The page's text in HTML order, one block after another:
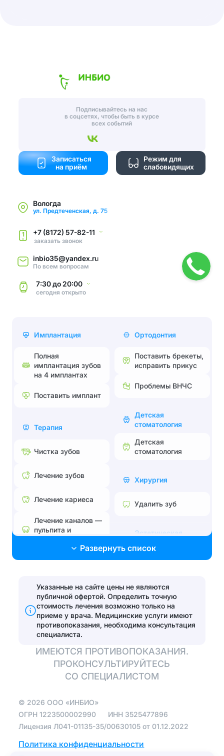
Подписывайтесь на нас
в соцсетях, чтобы быть в курсе
всех событий
Режим для
слабовидящих
Записаться
на приём
Вологда
ул. Предтеченская, д. 75
1 +7 (8172) 57-82-11
заказать звонок
inbio35@yandex.ru
По всем вопросам
7:30до20:00
сегодняоткрыто
Имплантация
Полная
имплантация зубов
на 4 имплантах
Поставить имплант
Терапия
Чистка зубов
Лечение зубов
Лечение кариеса
Лечение каналов —
пульпита и
Лечение
пародонтита
Эстетические
реставрации
Отбелить зубы
Протезирование
имплантация зубов
на 4 имплантах
Зуботехническая
лаборатория
Ортодонтия
Поставить брекеты,
исправить прикус
Проблемы ВНЧС
Детская
стоматология
Детская
стоматология
Хирургия
Удалить зуб
Эстетическая
Поставить брекеты,
Эстетические
реставрации
Установить виниры
Развернуть список
Указанные на сайте цены не являются
публичной офертой. Определить точную
стоимость лечения возможно только на
приеме у врача. Медицинские услуги имеют
противопоказания, необходима консультация
специалиста.
ИМЕЮТСЯ ПРОТИВОПОКАЗАНИЯ.
ПРОКОНСУЛЬТИРУЙТЕСЬ
СО СПЕЦИАЛИСТОМ
© 2026 ООО «ИНБИО»
ОГРН1223500002990 ИНН 3525477896
Лицензия Л041-01135-35/00630105 от 01.12.2022
Политика конфиденциальности